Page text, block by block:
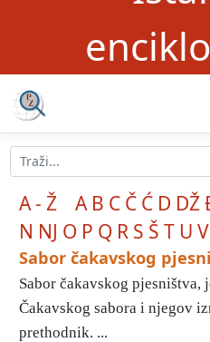
A - Ž A B C Č Ć D DŽ
N NJ O P Q R S Š T U V
Sabor čakavskog
Sabor čakavskog pjesništva,
Čakavskog sabora i njegov
prethodnik. ...